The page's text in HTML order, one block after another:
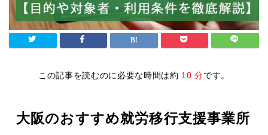
この記事を読むのに必要な時間は約 10 分です。
大阪のおすすめ就労移行支援事業所